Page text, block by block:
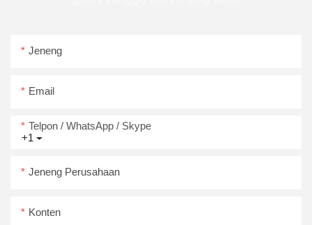
Jeneng
Email
+1
Telpon / WhatsApp / Skype
Jeneng Perusahaan
Konten